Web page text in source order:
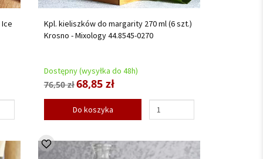
Kpl. kieliszków do margarity 270 ml (6 szt.)
Krosno - Mixology 44.8545-0270
Dostępny (wysyłka do 48h)
76,50 zł68,85 zł
Do koszyka